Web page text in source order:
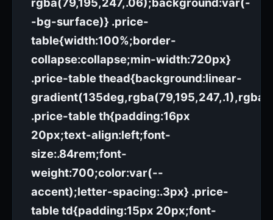
-bg-surface)} .price-
table{width:100%;border-
collapse:collapse;min-width:720px}
.price-table thead{background:linear-
.price-table th{padding:16px
20px;text-align:left;font-
size:.84rem;font-
weight:700;color:var(--
accent);letter-spacing:.3px} .price-
table td{padding:15px 20px;font-